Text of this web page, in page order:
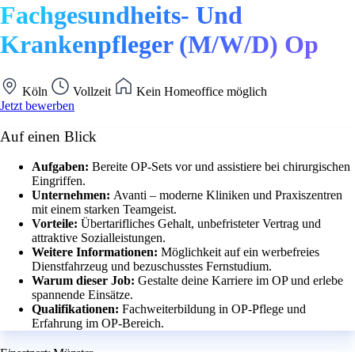
Fachgesundheits- Und
Krankenpfleger (M/W/D) Op
Köln Vollzeit
Kein Homeoffice möglich
Jetzt bewerben
Auf einen Blick
Aufgaben: Bereite OP-Sets vor und assistiere bei chirurgischen
Eingriffen.
Unternehmen: Avanti – moderne Kliniken und Praxiszentren
mit einem starken Teamgeist.
Vorteile: Übertarifliches Gehalt, unbefristeter Vertrag und
attraktive Sozialleistungen.
Weitere Informationen: Möglichkeit auf ein werbefreies
Dienstfahrzeug und bezuschusstes Fernstudium.
Warum dieser Job: Gestalte deine Karriere im OP und erlebe
spannende Einsätze.
Qualifikationen: Fachweiterbildung in OP-Pflege und
Erfahrung im OP-Bereich.